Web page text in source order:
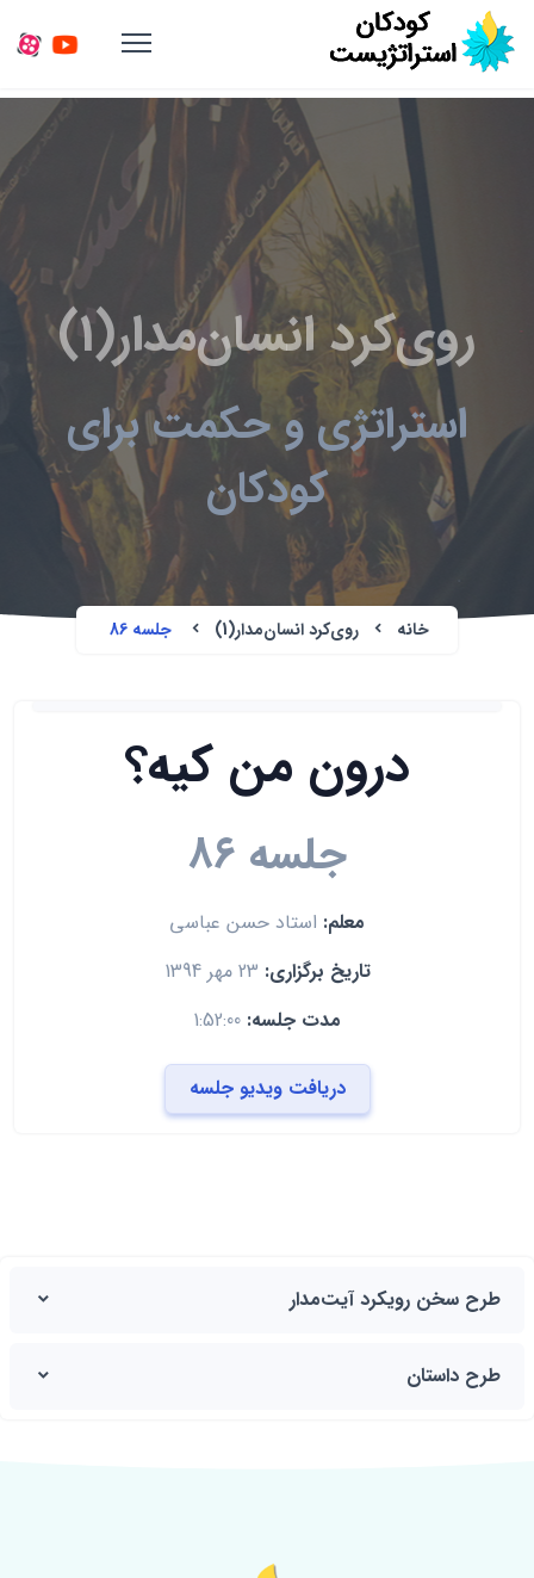
روی‌کرد انسان‌مدار(1)
استراتژی و حکمت برای
کودکان
خانه روی‌کرد انسان‌مدار(1) جلسه 86
درون من کیه؟
جلسه 86
معلم: استاد حسن عباسی
تاریخ برگزاری: 23 مهر 1394
مدت جلسه: 1:52:00
دریافت ویدیو جلسه
طرح سخن رویکرد آیت‌مدار
طرح داستان